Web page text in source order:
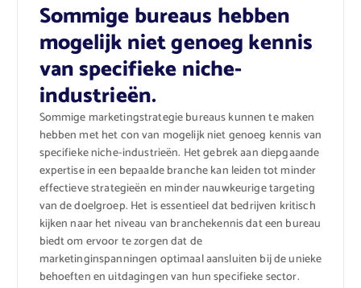
Sommige bureaus hebben
mogelijk niet genoeg kennis
van specifieke niche-
industrieën.
Sommige marketingstrategie bureaus kunnen te maken
hebben met het con van mogelijk niet genoeg kennis van
specifieke niche-industrieën. Het gebrek aan diepgaande
expertise in een bepaalde branche kan leiden tot minder
effectieve strategieën en minder nauwkeurige targeting
van de doelgroep. Het is essentieel dat bedrijven kritisch
kijken naar het niveau van branchekennis dat een bureau
biedt om ervoor te zorgen dat de
marketinginspanningen optimaal aansluiten bij de unieke
behoeften en uitdagingen van hun specifieke sector.